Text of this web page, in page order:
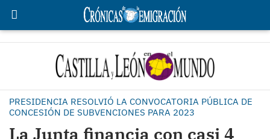
PRESIDENCIA RESOLVIÓ LA CONVOCATORIA PÚBLICA DE
CONCESIÓN DE SUBVENCIONES PARA 2023
La Junta financia con casi 4